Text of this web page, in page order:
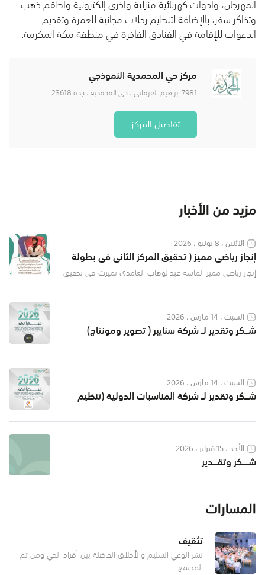
وتذاكر سفر، بالإضافة لتنظيم رحلات مجانية للعمرة وتقديم
الدعوات للإقامة في الفنادق الفاخرة في منطقة مكة المكرمة.
مركز حي المحمدية النموذجي
7981 ابراهيم القرماني ، حي المحمدية ، جدة 23618
تفاصيل المركز
مزيد من الأخبار
الاثنين ، 8 يونيو ، 2026
إنجاز رياضي مميز ( تحقيق المركز الثاني في بطولة
دوري المدارس للتايكوندو TAEKWONDO
إنجاز رياضي مميز الماسة عبدالوهاب الغامدي تميزت في تحقيق
السبت ، 14 مارس ، 2026
شـــكر وتقدير لــ شركة سنايبر ( تصوير ومونتاج)
السبت ، 14 مارس ، 2026
شـــكر وتقدير لــ شركة المناسبات الدولية (تنظيم
الأحد ، 15 فبراير ، 2026
شـــــكر وتقــــدير
المسارات
تثقيف
نشر الوعي السليم والأخلاق الفاضلة بين أفراد الحي ومن ثم
المجتمع